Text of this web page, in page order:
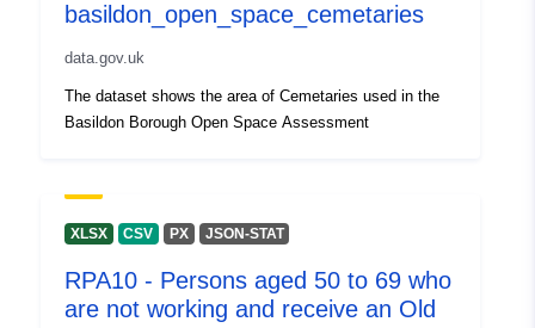
basildon_open_space_cemetaries
data.gov.uk
The dataset shows the area of Cemetaries used in the
Basildon Borough Open Space Assessment
XLSX CSV PX JSON-STAT
RPA10 - Persons aged 50 to 69 who
are not working and receive an Old